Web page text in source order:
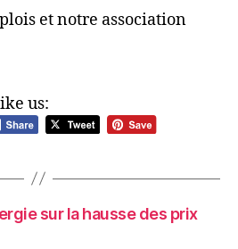
et notre association
us:
sur la hausse des prix